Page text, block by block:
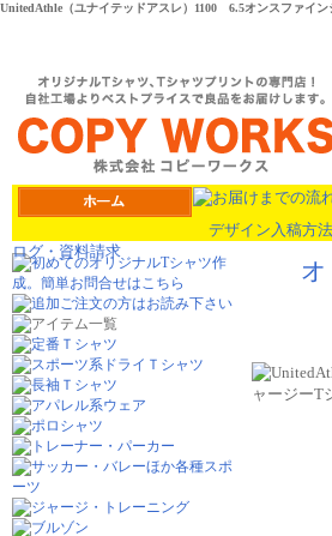
UnitedAthle（ユナイテッドアスレ）1100 6.5オンスファイ
デザイン入稿方法
ログ・資料請求